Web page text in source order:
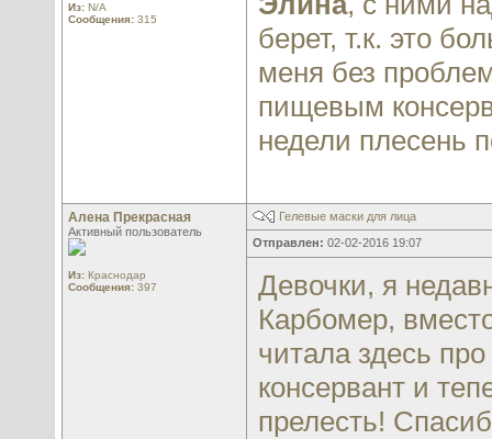
Из: N/A
Сообщения: 315
берет, т.к. это
меня без
пищевым
недели плесень
Алена Прекрасная
Активный пользователь
Из: Краснодар
Сообщения: 397
Гелевые маски для лица
Отправлен: 02-02-2016 19:07
Девочки, я
Карбомер,
читала здесь
консервант и
прелесть!